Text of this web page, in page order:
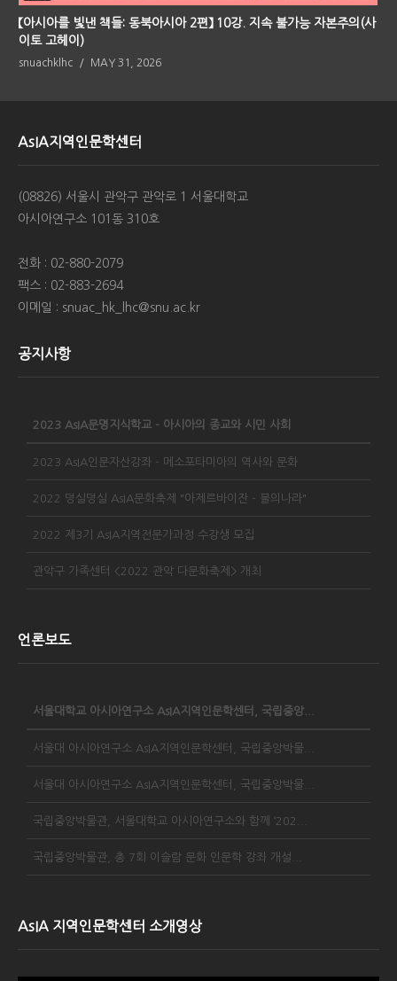
【아시아를 빛낸 책들: 동북아시아 2편】 10강. 지속 불가능 자본주의(사
이토 고헤이)
snuachklhc MAY 31, 2026
AsIA지역인문학센터
(08826) 서울시 관악구 관악로 1 서울대학교
아시아연구소 101동 310호
전화 : 02-880-2079
팩스 : 02-883-2694
이메일 : snuac_hk_lhc@snu.ac.kr
공지사항
2023 AsIA문명지식학교 - 아시아의 종교와 시민 사회
2023 AsIA인문자산강좌 - 메소포타미아의 역사와 문화
2022 덩실덩실 AsIA문화축제 "아제르바이잔 - 불의나라"
2022 제3기 AsIA지역전문가과정 수강생 모집
관악구 가족센터 <2022 관악 다문화축제> 개최
언론보도
서울대학교 아시아연구소 AsIA지역인문학센터, 국립중앙...
서울대 아시아연구소 AsIA지역인문학센터, 국립중앙박물...
서울대 아시아연구소 AsIA지역인문학센터, 국립중앙박물...
국립중앙박물관, 서울대학교 아시아연구소와 함께 ‘202...
국립중앙박물관, 총 7회 이슬람 문화 인문학 강좌 개설...
AsIA 지역인문학센터 소개영상